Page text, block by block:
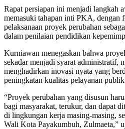
Rapat persiapan ini menjadi langkah
memasuki tahapan inti PKA, dengan
pelaksanaan proyek perubahan
dalam penilaian pendidikan
Kurniawan menegaskan bahwa
sekadar menjadi syarat administratif,
menghadirkan inovasi nyata yang
peningkatan kualitas pelayanan
“Proyek perubahan yang disusun
bagi masyarakat, terukur, dan dapat
di lingkungan kerja masing-masing,
Wali Kota Payakumbuh, Zulmaeta,”